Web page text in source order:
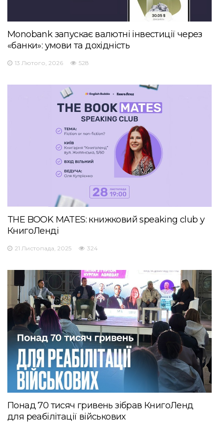
Monobank запускає валютні інвестиції через
«банки»: умови та дохідність
13 Лютого, 2026 528
THE BOOK MATES: книжковий speaking club у
КнигоЛенді
21 Листопада, 2025 324
Понад 70 тисяч гривень зібрав КнигоЛенд
для реабілітації військових